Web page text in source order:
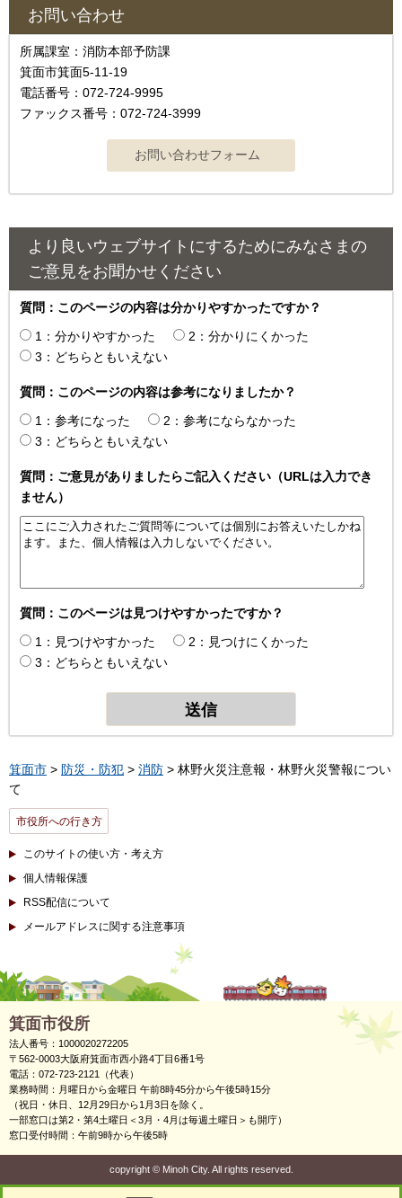
お問い合わせ
所属課室：消防本部予防課
箕面市箕面5-11-19
電話番号：072-724-9995
ファックス番号：072-724-3999
より良いウェブサイトにするためにみなさまの
ご意見をお聞かせください
質問：このページの内容は分かりやすかったですか？
1：分かりやすかった
2：分かりにくかった
3：どちらともいえない
質問：このページの内容は参考になりましたか？
1：参考になった
2：参考にならなかった
3：どちらともいえない
質問：ご意見がありましたらご記入ください（URLは入力でき
ません）
質問：このページは見つけやすかったですか？
1：見つけやすかった
2：見つけにくかった
3：どちらともいえない
箕面市 > 防災・防犯 > 消防 > 林野火災注意報・林野火災警報につい
て
市役所への行き方
このサイトの使い方・考え方
個人情報保護
RSS配信について
メールアドレスに関する注意事項
箕面市役所
法人番号：1000020272205
〒562-0003大阪府箕面市西小路4丁目6番1号
電話：072-723-2121（代表）
業務時間：月曜日から金曜日 午前8時45分から午後5時15分
（祝日・休日、12月29日から1月3日を除く。
一部窓口は第2・第4土曜日＜3月・4月は毎週土曜日＞も開庁）
窓口受付時間：午前9時から午後5時
copyright ©Minoh City. All rights reserved.